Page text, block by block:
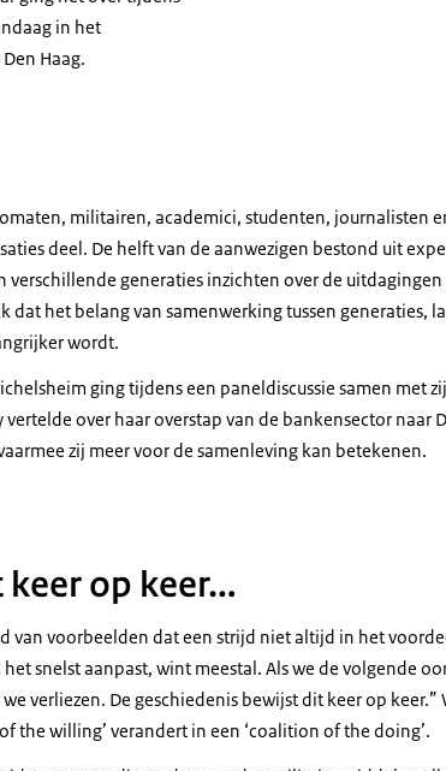
in het
Haag.
militairen, academici, studenten, journalisten
deel. De helft van de aanwezigen bestond uit
generaties inzichten over de uitdagingen
het belang van samenwerking tussen generaties,
wordt.
ging tijdens een paneldiscussie samen met
over haar overstap van de bankensector naar
zij meer voor de samenleving kan betekenen.
podium.
keer op keer…
van voorbeelden dat een strijd niet altijd in het
snelst aanpast, wint meestal. Als we de volgende
verliezen. De geschiedenis bewijst dit keer op keer.”
the willing’ verandert in een ‘coalition of the doing’.